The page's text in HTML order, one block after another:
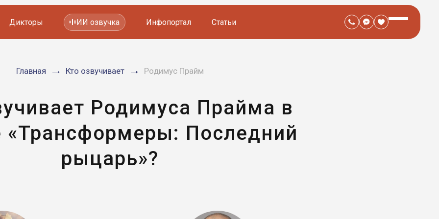
Мультфильмов
Дикторы ИИ озвучка Инфопортал Статьи
Главная Кто озвучивает Родимус Прайм
Родимуса Прайма в
Последний
рыцарь»?